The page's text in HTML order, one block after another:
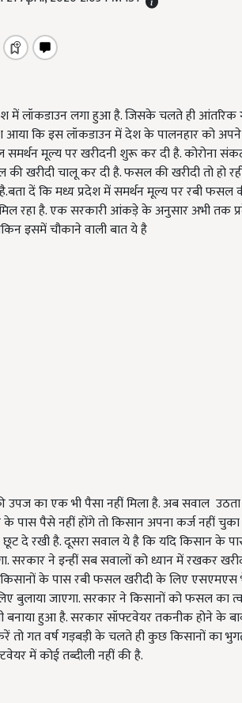
लॉकडाउन लगा हुआ है. जिसके चलते ही आंतरिक
कि इस लॉकडाउन में देश के पालनहार को अपने
मूल्य पर खरीदनी शुरू कर दी है. कोरोना
खरीदी चालू कर दी है. फसल की खरीदी तो हो
है.बता दें कि मध्य प्रदेश में समर्थन मूल्य पर रबी
रहा है. एक सरकारी आंकड़े के अनुसार अभी तक
इसमें चौकाने वाली बात ये है
उपज का एक भी पैसा नहीं मिला है. अब सवाल
के पास पैसे नहीं होंगे तो किसान अपना कर्ज नहीं
दे रखी है. दूसरा सवाल ये है कि यदि किसान के
ने इन्हीं सब सवालों को ध्यान में रखकर
के पास रबी फसल खरीदी के लिए
बुलाया जाएगा. सरकार ने किसानों को फसल
बनाया हुआ है. सरकार सॉफ्टवेयर तकनीक होने के
गत वर्ष गड़बड़ी के चलते ही कुछ किसानों का
में कोई तब्दीली नहीं की है.